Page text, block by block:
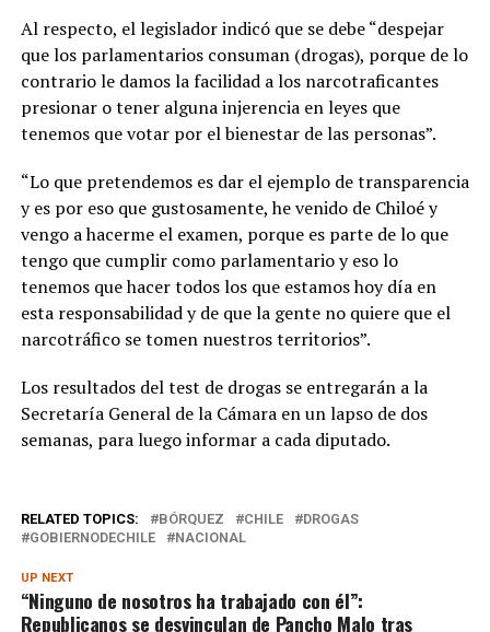
Al respecto, el legislador indicó que se debe “despejar
que los parlamentarios consuman (drogas), porque de lo
contrario le damos la facilidad a los narcotraficantes
presionar o tener alguna injerencia en leyes que
tenemos que votar por el bienestar de las personas”.
“Lo que pretendemos es dar el ejemplo de transparencia
y es por eso que gustosamente, he venido de Chiloé y
vengo a hacerme el examen, porque es parte de lo que
tengo que cumplir como parlamentario y eso lo
tenemos que hacer todos los que estamos hoy día en
esta responsabilidad y de que la gente no quiere que el
narcotráfico se tomen nuestros territorios”.
Los resultados del test de drogas se entregarán a la
Secretaría General de la Cámara en un lapso de dos
semanas, para luego informar a cada diputado.
RELATED TOPICS: BÓRQUEZ CHILE
DROGAS
GOBIERNODECHILE
NACIONAL
UP NEXT
“Ninguno de nosotros ha trabajado con él”:
Republicanos se desvinculan de Pancho Malo tras